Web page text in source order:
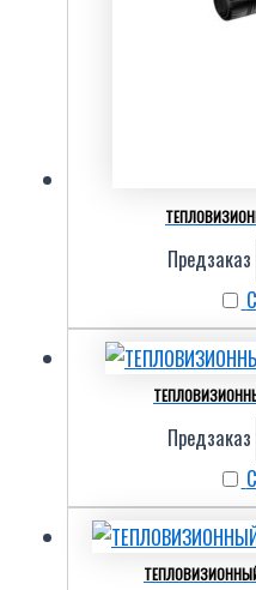
Предзаказ
Предзаказ
ТЕПЛОВИЗИОННЫЙ